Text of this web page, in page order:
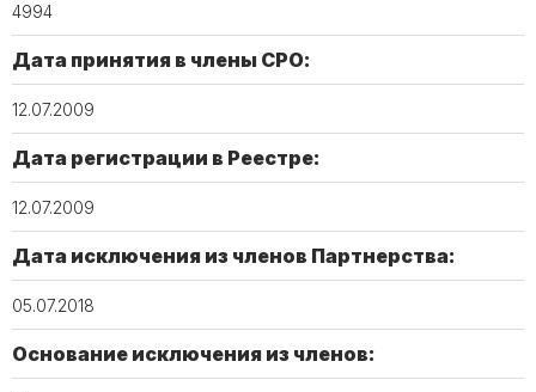
4994
Дата принятия в члены СРО:
12.07.2009
Дата регистрации в Реестре:
12.07.2009
Дата исключения из членов Партнерства:
05.07.2018
Основание исключения из членов: